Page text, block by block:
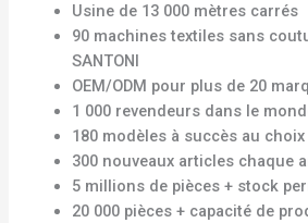
Usine de 13 000 mètres carrés
90 machines textiles sans
SANTONI
OEM/ODM pour plus de 20
1 000 revendeurs dans le
180 modèles à succès au choix
300 nouveaux articles chaque
5 millions de pièces + stock
20 000 pièces + capacité de